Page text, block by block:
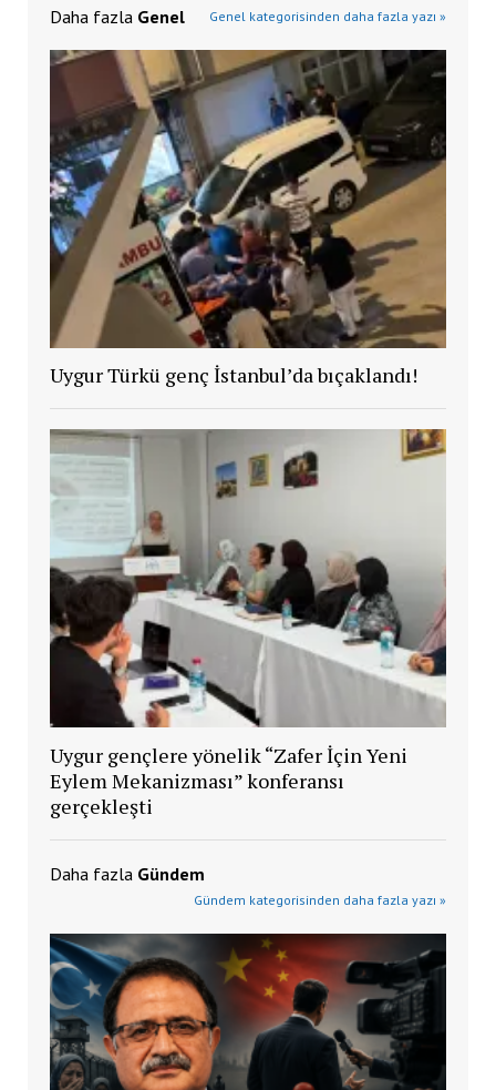
Daha fazla Genel Genel kategorisinden daha fazla yazı »
Uygur Türkü genç İstanbul’da bıçaklandı!
Uygur gençlere yönelik “Zafer İçin Yeni
Eylem Mekanizması” konferansı
gerçekleşti
Daha fazla Gündem
Gündem kategorisinden daha fazla yazı »